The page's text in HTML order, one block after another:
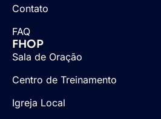
Contato
FAQ
FHOP
Sala de Oração
Centro de Treinamento
Igreja Local